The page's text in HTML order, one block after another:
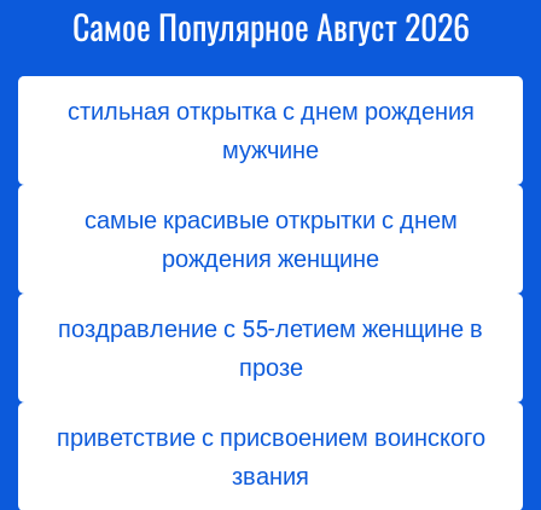
Самое Популярное Август 2026
стильная открытка с днем рождения
мужчине
самые красивые открытки с днем
рождения женщине
поздравление с 55-летием женщине в
прозе
приветствие с присвоением воинского
звания